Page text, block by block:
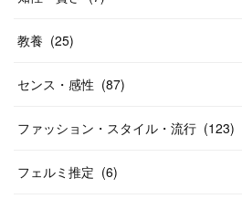
教養 (25)
センス・感性 (87)
ファッション・スタイル・流行 (123)
フェルミ推定 (6)